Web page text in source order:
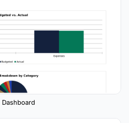
Dashboard